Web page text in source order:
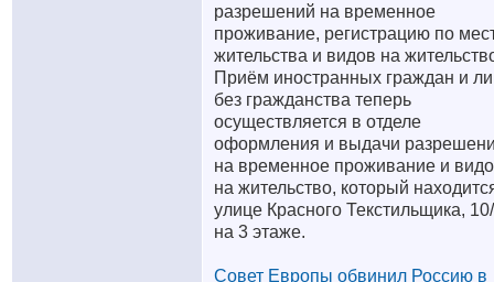
разрешений на временное
проживание, регистрацию по
жительства и видов на
Приём иностранных граждан и
без гражданства теперь
осуществляется в отделе
оформления и выдачи
на временное проживание и
на жительство, который
улице Красного Текстильщика,
на 3 этаже.
Совет Европы обвинил Россию в